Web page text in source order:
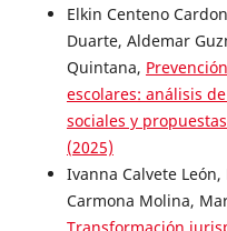
Elkin Centeno
Duarte, Aldemar
Quintana,
escolares: análisis
sociales y
(2025)
Ivanna Calvete
Carmona Molina,